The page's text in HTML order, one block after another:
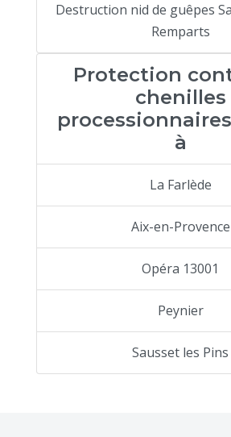
Destruction nid de guêpes
Remparts
Protection
chenilles
à
La Farlède
Aix-en-Provence
Opéra 13001
Peynier
Sausset les Pins